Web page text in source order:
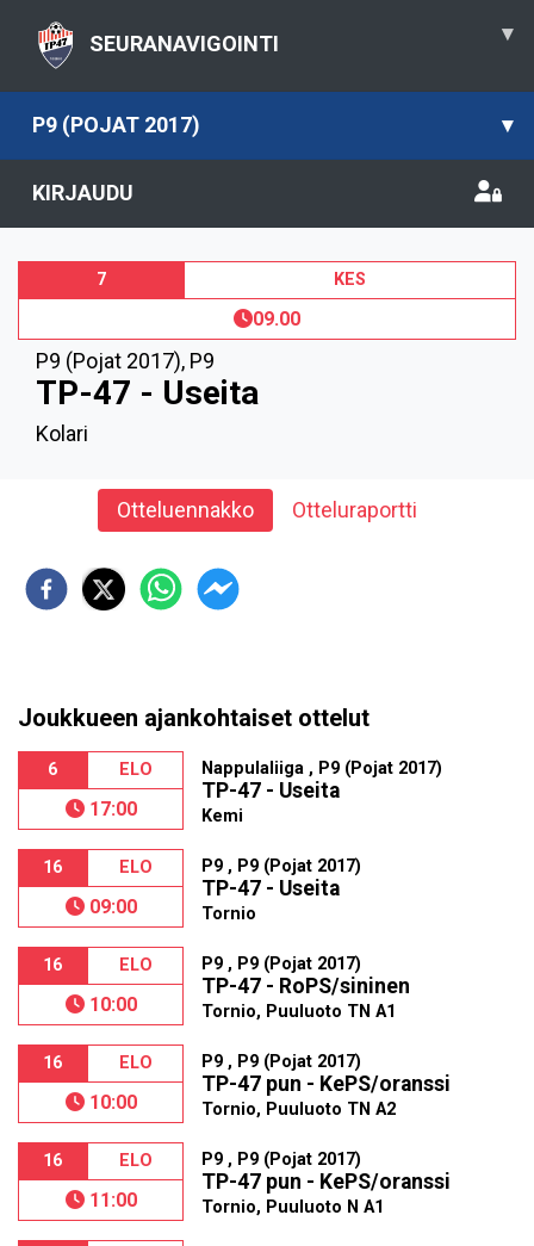
SEURANAVIGOINTI ▾
P9 (POJAT 2017) ▾
KIRJAUDU
7 KES
09.00
P9 (Pojat 2017), P9
TP-47 - Useita
Kolari
Otteluennakko Otteluraportti
Joukkueen ajankohtaiset ottelut
6 ELO
17:00
Nappulaliiga , P9 (Pojat 2017)
TP-47 - Useita
Kemi
16 ELO
09:00
P9 , P9 (Pojat 2017)
TP-47 - Useita
Tornio
16 ELO
10:00
P9 , P9 (Pojat 2017)
TP-47 - RoPS/sininen
Tornio, Puuluoto TN A1
16 ELO
10:00
P9 , P9 (Pojat 2017)
TP-47 pun - KePS/oranssi
Tornio, Puuluoto TN A2
16 ELO
11:00
P9 , P9 (Pojat 2017)
TP-47 pun - KePS/oranssi
Tornio, Puuluoto N A1